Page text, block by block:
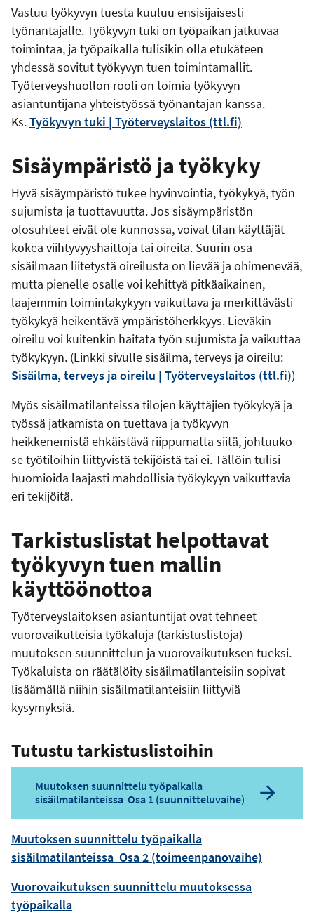
Vastuu työkyvyn tuesta kuuluu ensisijaisesti
työnantajalle. Työkyvyn tuki on työpaikan jatkuvaa
toimintaa, ja työpaikalla tulisikin olla etukäteen
yhdessä sovitut työkyvyn tuen toimintamallit.
Työterveyshuollon rooli on toimia työkyvyn
asiantuntijana yhteistyössä työnantajan kanssa.
Ks.Työkyvyn tuki | Työterveyslaitos (ttl.fi)
Sisäympäristö ja työkyky
Hyvä sisäympäristö tukee hyvinvointia, työkykyä, työn
sujumista ja tuottavuutta. Jos sisäympäristön
olosuhteet eivät ole kunnossa, voivat tilan käyttäjät
kokea viihtyvyyshaittoja tai oireita. Suurin osa
sisäilmaan liitetystä oireilusta on lievää ja ohimenevää,
mutta pienelle osalle voi kehittyä pitkäaikainen,
laajemmin toimintakykyyn vaikuttava ja merkittävästi
työkykyä heikentävä ympäristöherkkyys. Lieväkin
oireilu voi kuitenkin haitata työn sujumista ja vaikuttaa
työkykyyn. (Linkki sivulle sisäilma, terveys ja oireilu:
Sisäilma, terveys ja oireilu | Työterveyslaitos (ttl.fi))
Myös sisäilmatilanteissa tilojen käyttäjien työkykyä ja
työssä jatkamista on tuettava ja työkyvyn
heikkenemistä ehkäistävä riippumatta siitä, johtuuko
se työtiloihin liittyvistä tekijöistä tai ei. Tällöin tulisi
huomioida laajasti mahdollisia työkykyyn vaikuttavia
eri tekijöitä.
Tarkistuslistat helpottavat
työkyvyn tuen mallin
käyttöönottoa
Työterveyslaitoksen asiantuntijat ovat tehneet
vuorovaikutteisia työkaluja (tarkistuslistoja)
muutoksen suunnittelun ja vuorovaikutuksen tueksi.
Työkaluista on räätälöity sisäilmatilanteisiin sopivat
lisäämällä niihin sisäilmatilanteisiin liittyviä
kysymyksiä.
Tutustu tarkistuslistoihin
Muutoksen suunnittelu työpaikalla
sisäilmatilanteissa Osa 1 (suunnitteluvaihe)
Muutoksen suunnittelu työpaikalla
sisäilmatilanteissa Osa 2 (toimeenpanovaihe)
Vuorovaikutuksen suunnittelu muutoksessa
työpaikalla